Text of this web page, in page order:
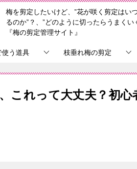
梅を剪定したいけど、”花が咲く剪定はい
るのか”？、”どのように切ったらうまく
『梅の剪定管理サイト』
使う道具 枝垂れ梅の剪定
これって大丈夫？初